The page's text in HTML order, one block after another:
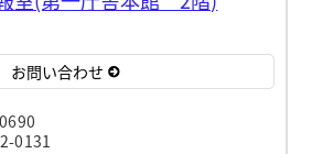
お問い合わせ
0131